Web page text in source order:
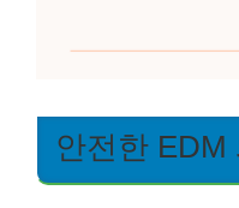
안전한 EDM